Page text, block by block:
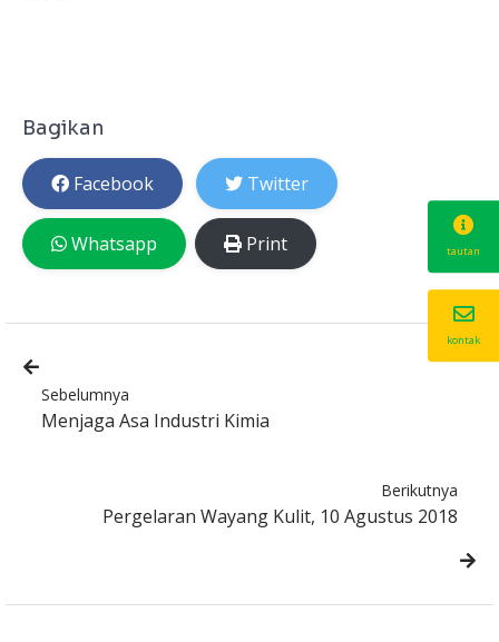
Bagikan
Facebook Twitter
Whatsapp Print
Sebelumnya
Menjaga Asa Industri Kimia
Berikutnya
Pergelaran Wayang Kulit, 10 Agustus 2018
tautan
kontak